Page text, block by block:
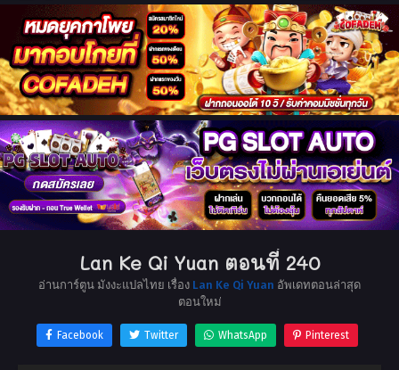
Lan Ke Qi Yuan ตอนที่ 240
อ่านการ์ตูน มังงะแปลไทย เรื่อง Lan Ke Qi Yuan อัพเดทตอนล่าสุด
ตอนใหม่
Facebook Twitter WhatsApp Pinterest